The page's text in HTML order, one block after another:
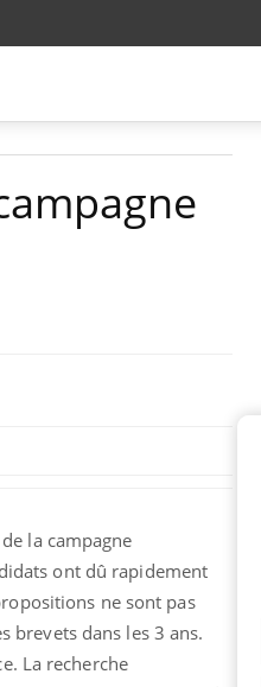
la campagne
ont dû rapidement
ne sont pas
brevets dans les 3 ans.
La recherche